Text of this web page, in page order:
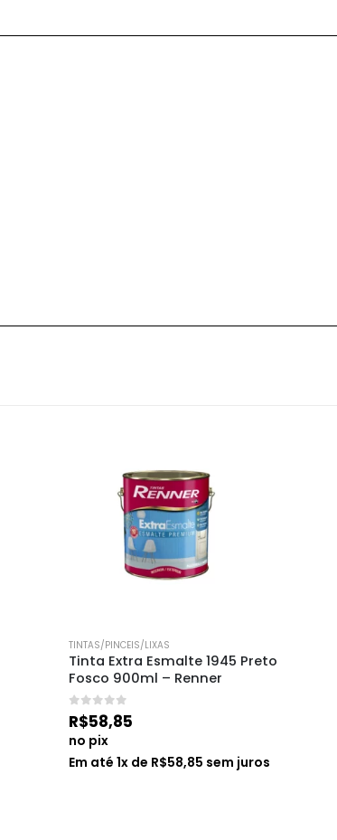
TINTAS/PINCEIS/LIXAS
Tinta Extra Esmalte 1945 Preto
Fosco 900ml – Renner
0 de 5
R$58,85
no pix
Em até 1x de R$58,85 sem juros